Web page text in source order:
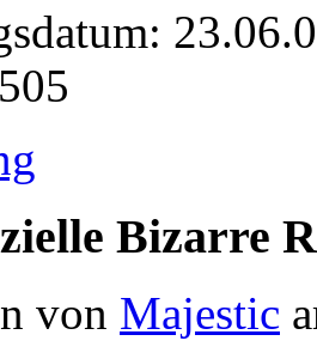
Bizarre
von Majestic